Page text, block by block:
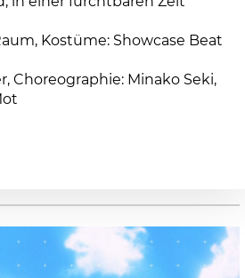
Kostüme: Showcase Beat
Choreographie: Minako Seki,